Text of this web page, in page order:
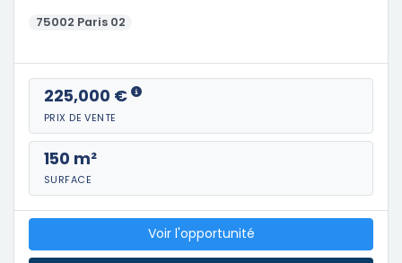
75002 Paris 02
225,000 €
PRIX DE VENTE
150 m²
SURFACE
Voir l'opportunité